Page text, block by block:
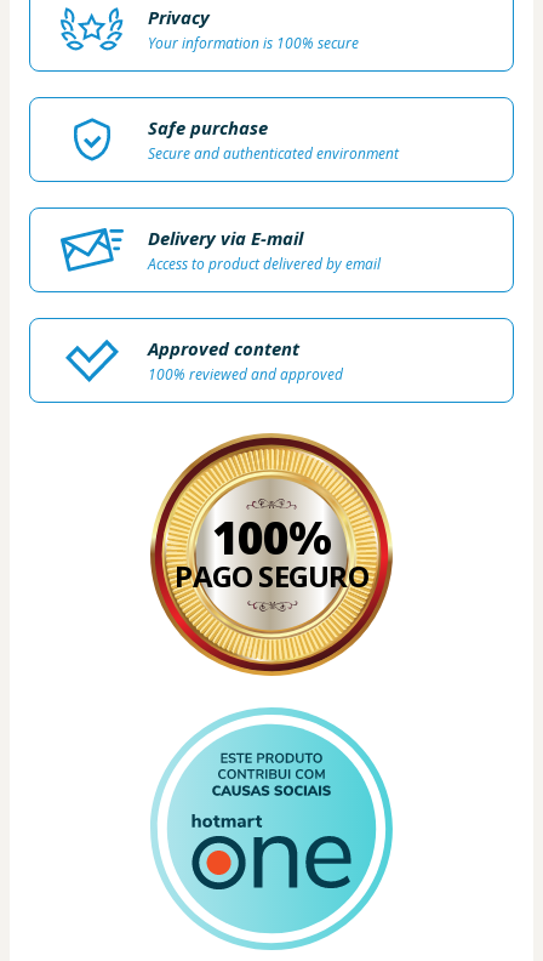
Privacy
Your information is 100% secure
Safe purchase
Secure and authenticated environment
Delivery via E-mail
Access to product delivered by email
Approved content
100% reviewed and approved
100%
PAGO SEGURO